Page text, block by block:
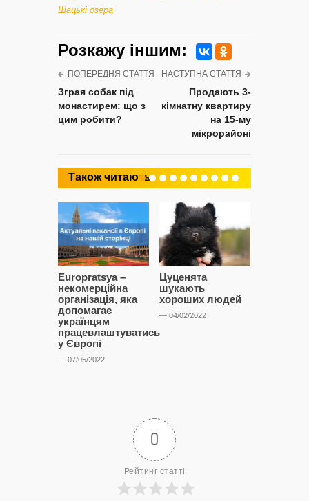
Шацькі озера
Розкажу iншим:
ПОПЕРЕДНЯ СТАТТЯ
Зграя собак під
монастирем: що з
цим робити?
НАСТУПНА СТАТТЯ
Продають 3-
кімнатну квартиру
на 15-му
мікрорайоні
Також читають
Europratsya –
некомерційна
організація, яка
допомагає
українцям
працевлаштуватись
у Європі
— 07/05/2022
Цуценята
шукають
хороших людей
— 04/02/2022
0
Рейтинг статті